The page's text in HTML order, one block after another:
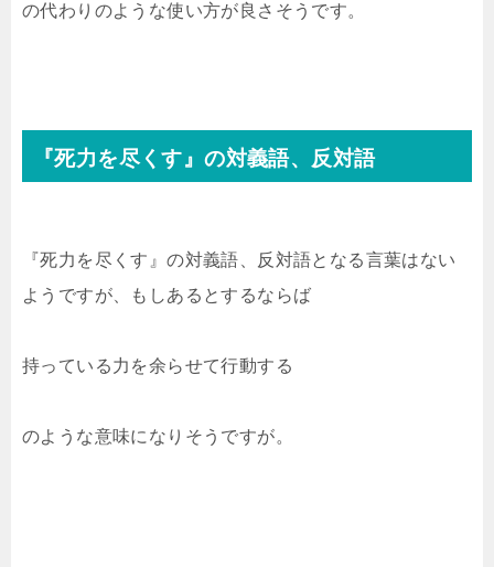
の代わりのような使い方が良さそうです。
『死力を尽くす』の対義語、反対語
『死力を尽くす』の対義語、反対語となる言葉はない
ようですが、もしあるとするならば
持っている力を余らせて行動する
のような意味になりそうですが。